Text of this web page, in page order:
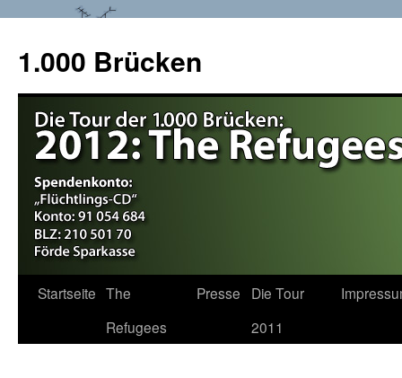
1.000 Brücken
Springe
Startseite The
Refugees
Presse
Die Tour
2011